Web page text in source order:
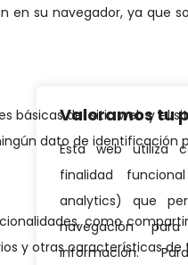
Valoramos tu
Esta web utiliza
finalidad
analytics) que
navegación
información.